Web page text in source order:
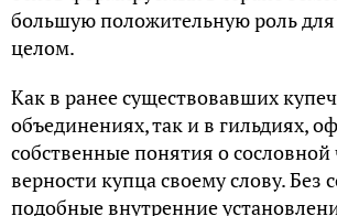
большую положительную роль для
целом.
Как в ранее существовавших
объединениях, так и в гильдиях,
собственные понятия о сословной
верности купца своему слову. Без
подобные внутренние